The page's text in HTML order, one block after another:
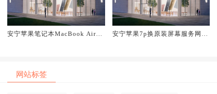
安宁苹果笔记本MacBook Air换
安宁苹果7p换原装屏幕服务网点
网站标签